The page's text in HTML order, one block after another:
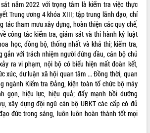
biến các
và xúc
động thích
xuất khẩu
Nam đột
tư
phá trong
Lắk
đổi số
năm 2022 với trọng tâm là kiểm tra việc thực
Trung ương 4 khóa XIII; tập trung lãnh đạo, chỉ
tác tham mưu xây dựng, hoàn thiện các quy chế,
công tác kiểm tra, giám sát và thi hành kỷ luật
học, đồng bộ, thống nhất và khả thi; kiểm tra,
gắn với trách nhiệm người đứng đầu, cán bộ chủ
ra vi phạm, nội bộ có biểu hiện mất đoàn kết,
xúc, dư luận xã hội quan tâm ... Đồng thời, quan
ngành Kiểm tra Đảng, kiện toàn tổ chức bộ máy
gọn, hiệu lực, hiệu quả; đẩy mạnh bồi dưỡng
xây dựng đội ngũ cán bộ UBKT các cấp có đủ
đức trong sáng, luôn luôn hoàn thành tốt mọi